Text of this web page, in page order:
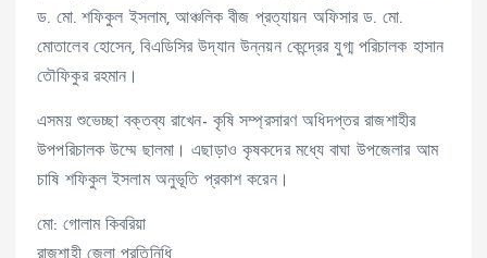
ড. মো. শফিকুল ইসলাম, আঞ্চলিক বীজ প্রত্যায়ন অফিসার ড. মো.
মোতালেব হোসেন, বিএডিসির উদ্যান উন্নয়ন কেন্দ্রের যুগ্ম পরিচালক হাসান
তৌফিকুর রহমান।
এসময় শুভেচ্ছা বক্তব্য রাখেন- কৃষি সম্প্রসারণ অধিদপ্তর রাজশাহীর
উপপরিচালক উম্মে ছালমা। এছাড়াও কৃষকদের মধ্যে বাঘা উপজেলার আম
চাষি শফিকুল ইসলাম অনুভূতি প্রকাশ করেন।
মো: গোলাম কিবরিয়া